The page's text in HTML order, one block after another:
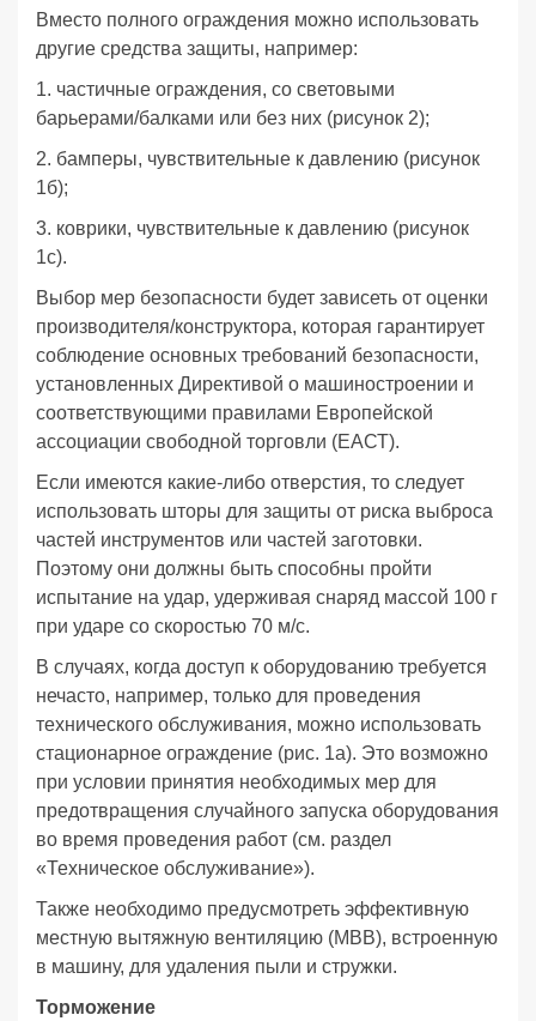
Вместо полного ограждения можно использовать
другие средства защиты, например:
1. частичные ограждения, со световыми
барьерами/балками или без них (рисунок 2);
2. бамперы, чувствительные к давлению (рисунок
1б);
3. коврики, чувствительные к давлению (рисунок
1c).
Выбор мер безопасности будет зависеть от оценки
производителя/конструктора, которая гарантирует
соблюдение основных требований безопасности,
установленных Директивой о машиностроении и
соответствующими правилами Европейской
ассоциации свободной торговли (ЕАСТ).
Если имеются какие-либо отверстия, то следует
использовать шторы для защиты от риска выброса
частей инструментов или частей заготовки.
Поэтому они должны быть способны пройти
испытание на удар, удерживая снаряд массой 100 г
при ударе со скоростью 70 м/с.
В случаях, когда доступ к оборудованию требуется
нечасто, например, только для проведения
технического обслуживания, можно использовать
стационарное ограждение (рис. 1а). Это возможно
при условии принятия необходимых мер для
предотвращения случайного запуска оборудования
во время проведения работ (см. раздел
«Техническое обслуживание»).
Также необходимо предусмотреть эффективную
местную вытяжную вентиляцию (МВВ), встроенную
в машину, для удаления пыли и стружки.
Торможение